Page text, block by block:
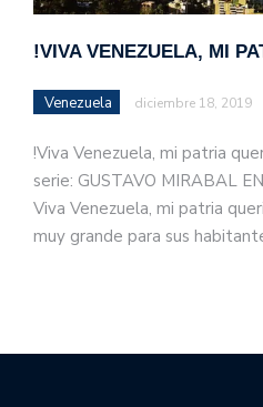
!VIVA VENEZUELA, MI
Venezuela diciembre 18, 2019
!Viva Venezuela, mi patria
serie: GUSTAVO MIRABAL
Viva Venezuela, mi patria
muy grande para sus